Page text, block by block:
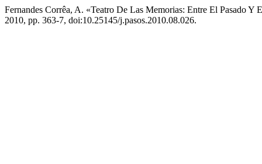
Fernandes Corrêa, A. «Teatro De Las Memorias: Entre El Pasado Y
2010, pp. 363-7, doi:10.25145/j.pasos.2010.08.026.